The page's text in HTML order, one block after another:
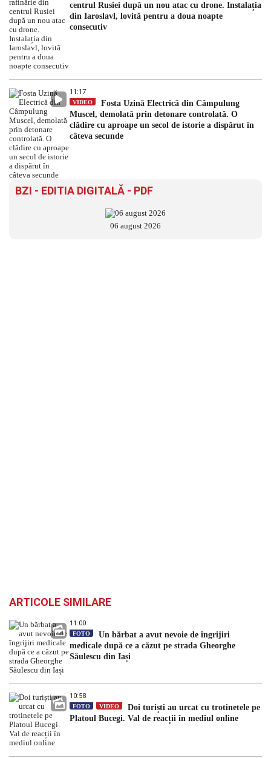
centrul Rusiei după un nou atac cu drone. Instalația
din Iaroslavl, lovită pentru a doua noapte
consecutiv
11:17
VIDEO
Fosta Uzină Electrică din Câmpulung
Muscel, demolată prin detonare controlată. O
clădire cu aproape un secol de istorie a dispărut în
câteva secunde
BZI - EDITIA DIGITALĂ - PDF
06 august 2026
ARTICOLE SIMILARE
11:00
FOTO
Un bărbat a avut nevoie de îngrijiri
medicale după ce a căzut pe strada Gheorghe
Săulescu din Iași
10:58
FOTO VIDEO
Doi turiști au urcat cu trotinetele pe
Platoul Bucegi. Val de reacții în mediul online